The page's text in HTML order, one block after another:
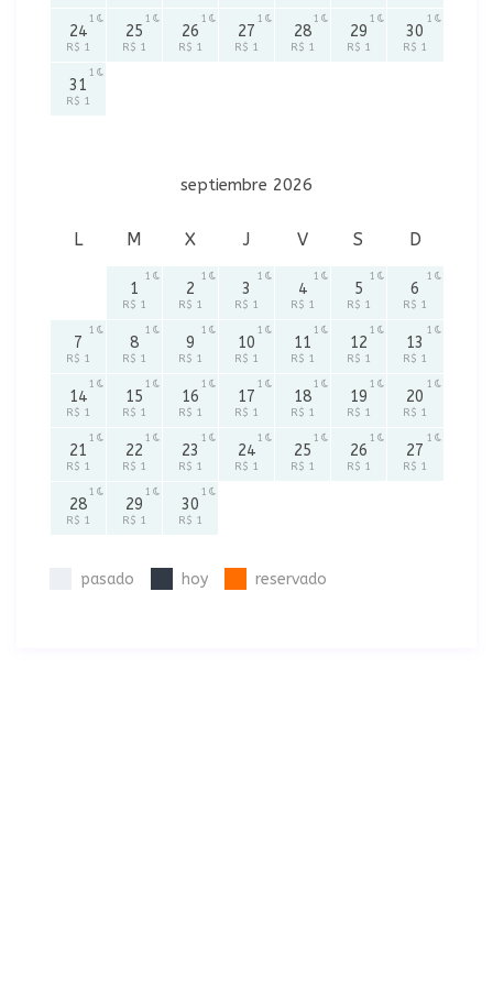
24
R$ 1
1
25
R$ 1
1
26
R$ 1
1
27
R$ 1
1
28
R$ 1
1
29
R$ 1
1
30
R$ 1
1
31
R$ 1
1
septiembre 2026
L M X J V S D
1
R$ 1
1
2
R$ 1
1
3
R$ 1
1
4
R$ 1
1
5
R$ 1
1
6
R$ 1
1
7
R$ 1
1
8
R$ 1
1
9
R$ 1
1
10
R$ 1
1
11
R$ 1
1
12
R$ 1
1
13
R$ 1
1
14
R$ 1
1
15
R$ 1
1
16
R$ 1
1
17
R$ 1
1
18
R$ 1
1
19
R$ 1
1
20
R$ 1
1
21
R$ 1
1
22
R$ 1
1
23
R$ 1
1
24
R$ 1
1
25
R$ 1
1
26
R$ 1
1
27
R$ 1
1
28
R$ 1
1
29
R$ 1
1
30
R$ 1
1
pasado hoy reservado